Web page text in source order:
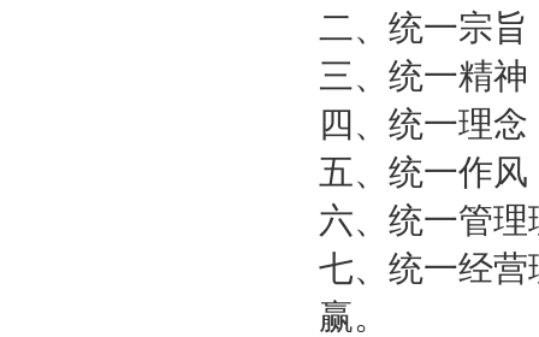
二、统一宗
三、统一精
四、统一理
五、统一作
六、统一管
七、统一经
赢。